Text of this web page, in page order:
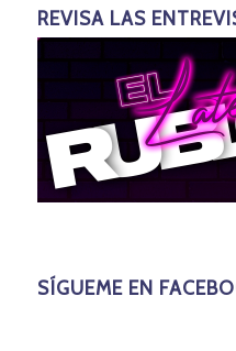
REVISA LAS
SÍGUEME EN